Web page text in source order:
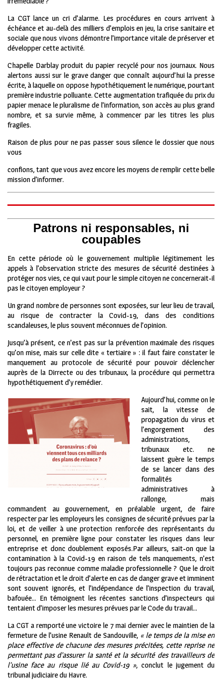
La CGT lance un cri d’alarme. Les procédures en cours arrivent à
échéance et au-delà des milliers d’emplois en jeu, la crise sanitaire et
sociale que nous vivons démontre l’importance vitale de préserver et
développer cette activité.
Chapelle Darblay produit du papier recyclé pour nos journaux. Nous
alertons aussi sur le grave danger que connaît aujourd’hui la presse
écrite, à laquelle on oppose hypothétiquement le numérique, pourtant
première industrie polluante. Cette augmentation trafiquée du prix du
papier menace le pluralisme de l’information, son accès au plus grand
nombre, et sa survie même, à commencer par les titres les plus
fragiles.
Raison de plus pour ne pas passer sous silence le dossier que nous
vous
confions, tant que vous avez encore les moyens de remplir cette belle
mission d’informer.
Patrons ni responsables, ni
coupables
En cette période où le gouvernement multiplie légitimement les
appels à l’observation stricte des mesures de sécurité destinées à
protéger nos vies, ce qui vaut pour le simple citoyen ne concernerait-il
pas le citoyen employeur ?
Un grand nombre de personnes sont exposées, sur leur lieu de travail,
au risque de contracter la Covid-19, dans des conditions
scandaleuses, le plus souvent méconnues de l’opinion.
Jusqu’à présent, ce n’est pas sur la prévention maximale des risques
qu’on mise, mais sur celle dite « tertiaire » : il faut faire constater le
manquement au protocole de sécurité pour pouvoir déclencher
auprès de la Dirrecte ou des tribunaux, la procédure qui permettra
hypothétiquement d’y remédier.
Aujourd’hui, comme on le
sait, la vitesse de
propagation du virus et
l’engorgement des
administrations,
tribunaux etc. ne
laissent guère le temps
de se lancer dans des
formalités
administratives à
rallonge, mais
commandent au gouvernement, en préalable urgent, de faire
respecter par les employeurs les consignes de sécurité prévues par la
loi, et de veiller à une protection renforcée des représentants du
personnel, en première ligne pour constater les risques dans leur
entreprise et donc doublement exposés.Par ailleurs, sait-on que la
contamination à la Covid-19 en raison de tels manquements, n’est
toujours pas reconnue comme maladie professionnelle ? Que le droit
de rétractation et le droit d’alerte en cas de danger grave et imminent
sont souvent ignorés, et l’indépendance de l’inspection du travail,
bafouée… En témoignent les récentes sanctions d’inspecteurs qui
tentaient d’imposer les mesures prévues par le Code du travail…
La CGT a remporté une victoire le 7 mai dernier avec le maintien de la
fermeture de l’usine Renault de Sandouville, « le temps de la mise en
place effective de chacune des mesures précitées, cette reprise ne
permettant pas d’assurer la santé et la sécurité des travailleurs de
l’usine face au risque lié au Covid-19 », conclut le jugement du
tribunal judiciaire du Havre.